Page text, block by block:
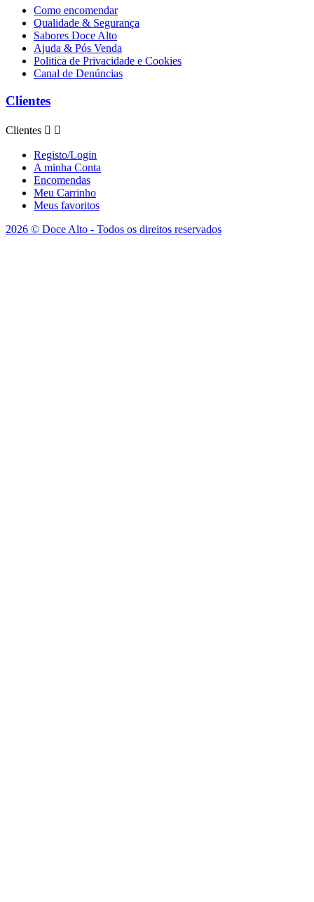
Como encomendar
Qualidade & Segurança
Sabores Doce Alto
Ajuda & Pós Venda
Politica de Privacidade e Cookies
Canal de Denúncias
Clientes
Clientes  
Registo/Login
A minha Conta
Encomendas
Meu Carrinho
Meus favoritos
2026 © Doce Alto - Todos os direitos reservados